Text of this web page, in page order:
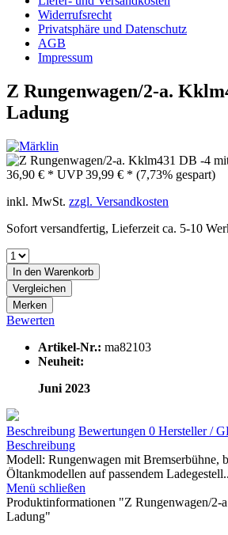
Widerrufsrecht
Privatsphäre und Datenschutz
AGB
Impressum
Z Rungenwagen/2-a.
Ladung
36,90 € * UVP39,99 € * (7,73% gespart)
inkl. MwSt. zzgl. Versandkosten
Sofort versandfertig, Lieferzeit ca. 5-10
In den Warenkorb
Vergleichen
Merken
Bewerten
Artikel-Nr.: ma82103
Neuheit:
Juni 2023
Beschreibung Bewertungen 0 Hersteller /
Beschreibung
Modell: Rungenwagen mit Bremserbühne,
Öltankmodellen auf passendem
Menü schließen
Produktinformationen "Z Rungenwagen/
Ladung"